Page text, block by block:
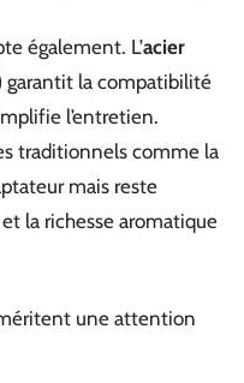
également. L’acier
garantit la compatibilité
l’entretien.
traditionnels comme la
mais reste
la richesse aromatique
une attention